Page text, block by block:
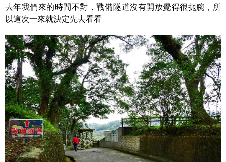
去年我們來的時間不對，戰備隧道沒有開放覺得很扼腕，所
以這次一來就決定先去看看